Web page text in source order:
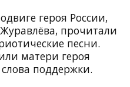
героя России,
прочитали
песни.
матери героя
поддержки.